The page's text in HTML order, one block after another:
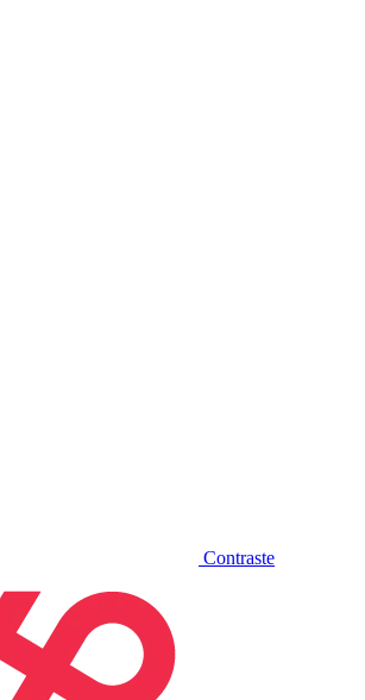
Contraste